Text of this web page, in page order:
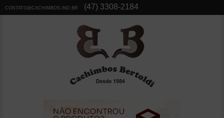
CONTATO@CACHIMBOS.IND.BR (47) 3308-2184